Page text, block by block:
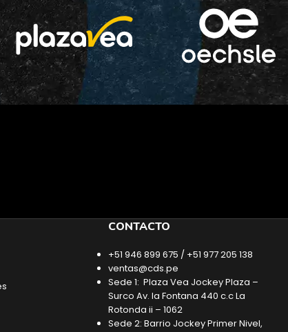
CONTACTO
+51 946 899 675 / +51 977 205 138
ventas@cds.pe
Sede 1: Plaza Vea Jockey Plaza –
Surco Av. la Fontana 440 c.c La
Rotonda ii – 1062
Sede 2: Barrio Jockey Primer Nivel,